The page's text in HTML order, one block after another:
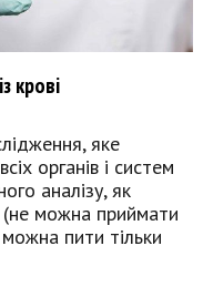
крові
яке
органів і систем
аналізу, як
можна приймати
пити тільки